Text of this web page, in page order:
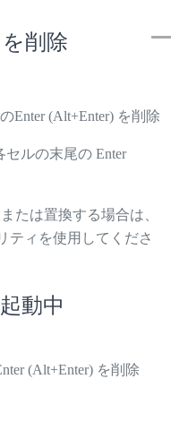
削除
Enter (Alt+Enter) を削除
ルの末尾の Enter
たは置換する場合は、
ティを使用してくださ
動中
(Alt+Enter) を削除